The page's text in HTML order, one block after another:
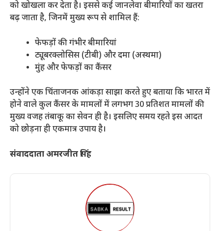
को खोखला कर देता है। इससे कई जानलेवा बीमारियों का खतरा
बढ़ जाता है, जिनमें मुख्य रूप से शामिल हैं:
​फेफड़ों की गंभीर बीमारियां
​ट्यूबरक्लोसिस (टीबी) और दमा (अस्थमा)
​मुंह और फेफड़ों का कैंसर
​उन्होंने एक चिंताजनक आंकड़ा साझा करते हुए बताया कि भारत में
होने वाले कुल कैंसर के मामलों में लगभग 30 प्रतिशत मामलों की
मुख्य वजह तंबाकू का सेवन ही है। इसलिए समय रहते इस आदत
को छोड़ना ही एकमात्र उपाय है।
संवाददाता अमरजीत सिंह